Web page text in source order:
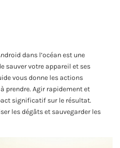
dans l’océan est une
sauver votre appareil et ses
vous donne les actions
prendre. Agir rapidement et
significatif sur le résultat.
les dégâts et sauvegarder les